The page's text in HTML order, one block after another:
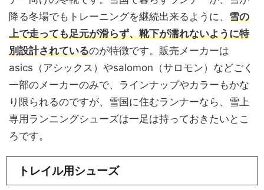
降る冬場でもトレーニングを継続出来るように、 雪の
上で走っても足元が滑らず、靴下が濡れないように特
別設計されているのが特徴です。販売メーカーは
asics（アシックス）やsalomon（サロモン）などごく
一部のメーカーのみで、ラインナップやカラーもかな
り限られるのですが、雪国に住むランナーなら、雪上
専用ランニングシューズは一足は持っておきたいとこ
ろです。
トレイル用シューズ